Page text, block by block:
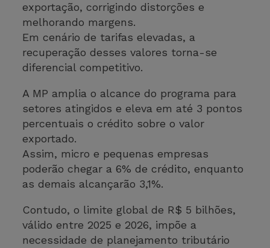
exportação, corrigindo distorções e
melhorando margens.
Em cenário de tarifas elevadas, a
recuperação desses valores torna-se
diferencial competitivo.
A MP amplia o alcance do programa para
setores atingidos e eleva em até 3 pontos
percentuais o crédito sobre o valor
exportado.
Assim, micro e pequenas empresas
poderão chegar a 6% de crédito, enquanto
as demais alcançarão 3,1%.
Contudo, o limite global de R$ 5 bilhões,
válido entre 2025 e 2026, impõe a
necessidade de planejamento tributário